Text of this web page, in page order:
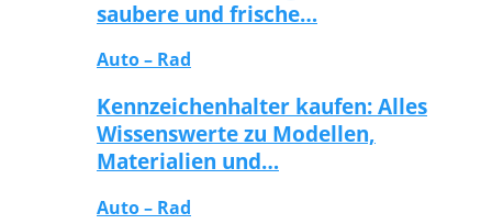
saubere und frische…
Auto – Rad
Kennzeichenhalter kaufen: Alles
Wissenswerte zu Modellen,
Materialien und…
Auto – Rad